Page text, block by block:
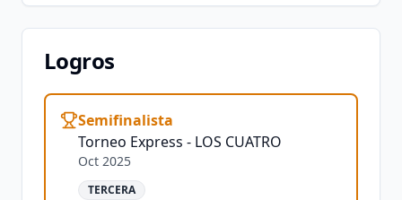
Logros
Semifinalista
Torneo Express - LOS CUATRO
Oct 2025
TERCERA